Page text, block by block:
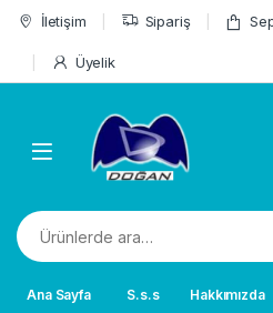
Skip to navigation
Skip to content
İletişim Sipariş
Üyelik
Ara:
Ana Sayfa S.s.s Hakkımızda